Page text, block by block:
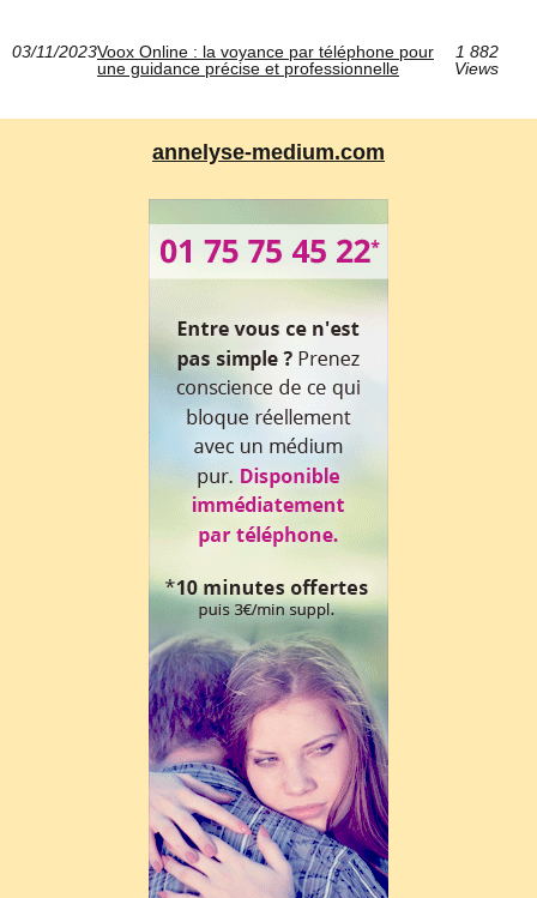
03/11/2023Voox Online : la voyance par téléphone pour
une guidance précise et professionnelle
1 882
Views
annelyse-medium.com